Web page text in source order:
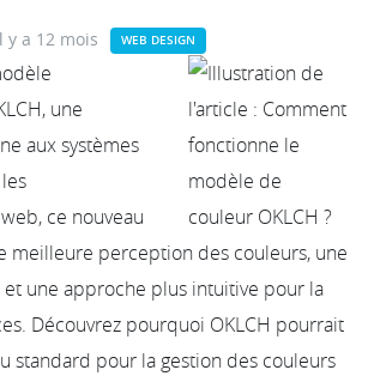
y a 12 mois WEB DESIGN
une
aux systèmes
ce nouveau
meilleure perception des couleurs, une
et une approche plus intuitive pour la
Découvrez pourquoi OKLCH pourrait
standard pour la gestion des couleurs